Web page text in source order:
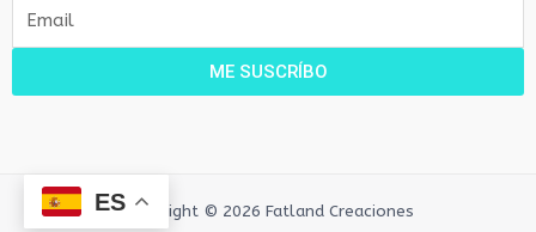
ME SUSCRÍBO
Copyright © 2026 Fatland Creaciones
ES